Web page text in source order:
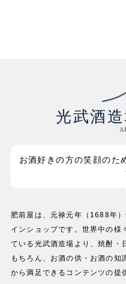
光武酒
お酒好きの方の笑顔のた
肥前屋は、元禄元年（1688年
インショップです。世界中の様
ている光武酒造場より、焼酎・
もちろん、お酒の供・お酒の
から満足できるコンテンツの提